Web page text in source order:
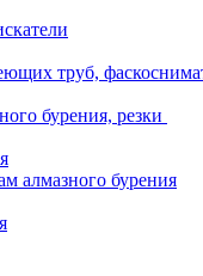
труб,
бурения, резки
алмазного бурения